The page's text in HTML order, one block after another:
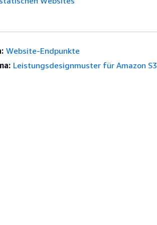
Website-Endpunkte
Leistungsdesignmuster für Amazon S3